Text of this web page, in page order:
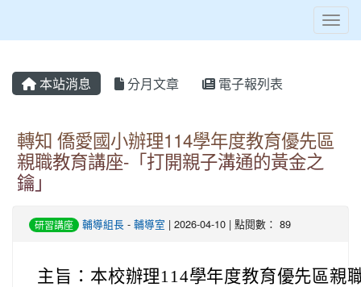
本站消息 分月文章 電子報列表
轉知 僑愛國小辦理114學年度教育優先區
親職教育講座-「打開親子溝通的黃金之
鑰」
研習講座 輔導組長 - 輔導室 | 2026-04-10 | 點閱數： 89
主旨： 本校辦理114學年度教育優先區親